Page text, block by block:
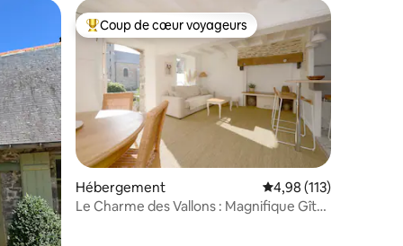
: 4,99 sur 5
appréciés Coups de cœur voyageurs les plus appréciés
Coup de cœur voyageurs
Hébergement Évaluation moyenne
4,98 (113)
Le Charme des Vallons : Magnifique Gîte